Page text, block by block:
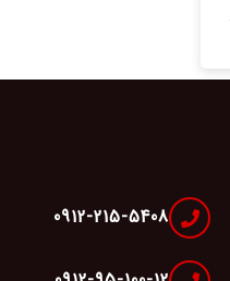
0912-215-5408